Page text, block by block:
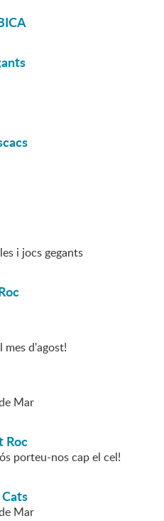
i jocs gegants
mes d'agost!
Mar
Roc
porteu-nos cap el cel!
Mar